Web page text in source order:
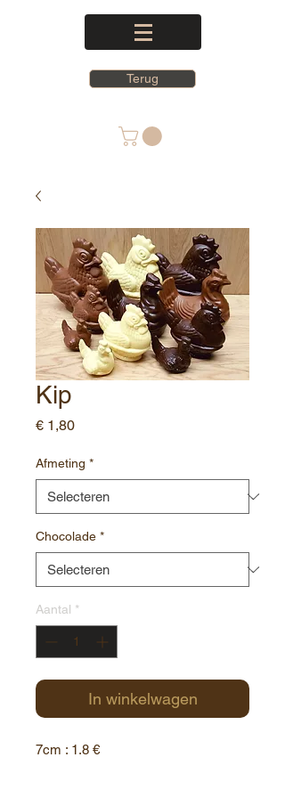
Terug
Kip
€ 1,80Prijs
Afmeting *
Chocolade *
Aantal *
In winkelwagen
7cm : 1.8 €